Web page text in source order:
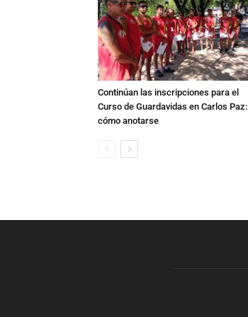
Continúan las inscripciones para el
Curso de Guardavidas en Carlos Paz:
cómo anotarse